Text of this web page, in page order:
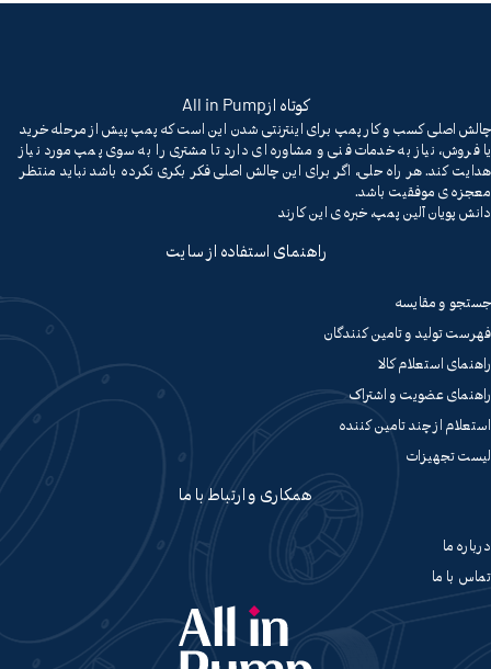
کوتاه ازAll in Pump
چالش اصلی کسب و کار پمپ برای اینترنتی شدن این است که پمپ پیش از مرحله خرید
یا فروش، نیاز به خدمات فنی و مشاوره ای دارد تا مشتری را به سوی پمپ مورد نیاز
هدایت کند. هر راه حلی، اگر برای این چالش اصلی فکر بکری نکرده باشد نباید منتظر
معجزه ی موفقیت باشد.
دانش پویان آلین پمپ، خبره ی این کارند
راهنمای استفاده از سایت
جستجو و مقایسه
فهرست تولید و تامین کنندگان
راهنمای استعلام کالا
راهنمای عضویت و اشتراک
استعلام از چند تامین کننده
لیست تجهیزات
همکاری و ارتباط با ما
درباره ما
تماس با ما